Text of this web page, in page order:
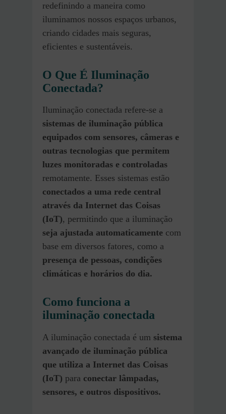
redefinindo a maneira como
iluminamos nossos espaços urbanos,
criando cidades mais seguras,
eficientes e sustentáveis.
O Que É Iluminação
Conectada?
Iluminação conectada refere-se a
sistemas de iluminação pública
equipados com sensores, câmeras e
outras tecnologias que permitem
luzes monitoradas e controladas
remotamente. Esses sistemas estão
conectados a uma rede central
através da Internet das Coisas
(IoT), permitindo que a iluminação
seja ajustada automaticamente com
base em diversos fatores, como a
presença de pessoas, condições
climáticas e horários do dia.
Como funciona a
iluminação conectada
A iluminação conectada é um sistema
avançado de iluminação pública
que utiliza a Internet das Coisas
(IoT) para conectar lâmpadas,
sensores, e outros dispositivos.